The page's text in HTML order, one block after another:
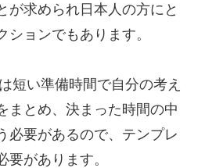
が求められ日本人の方にと
ションでもあります。
短い準備時間で自分の考え
まとめ、決まった時間の中
必要があるので、テンプレ
要があります。